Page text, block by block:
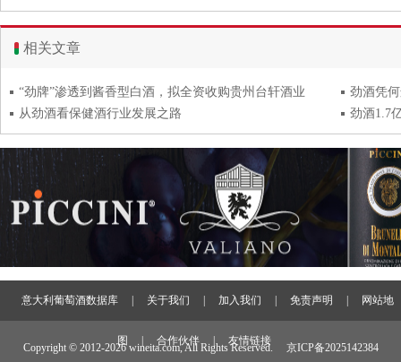
相关文章
“劲牌”渗透到酱香型白酒，拟全资收购贵州台轩酒业
劲酒凭
从劲酒看保健酒行业发展之路
劲酒1.7
意大利葡萄酒数据库 关于我们 加入我们 免责声明 网站地
图 合作伙伴 友情链接
Copyright © 2012-2026 wineita.com, All Rights Reserved. 京ICP备2025142384